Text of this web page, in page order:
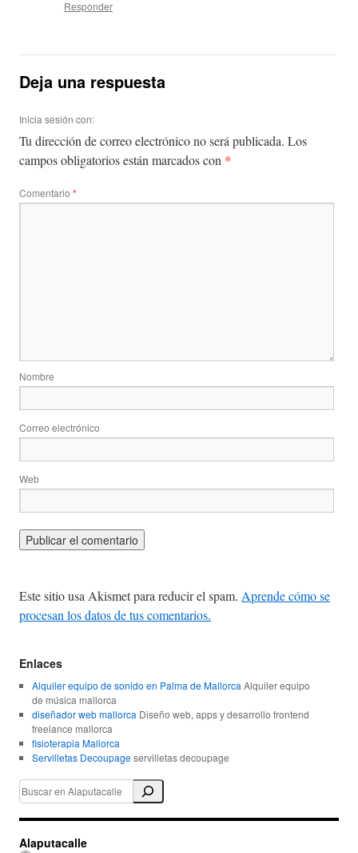
Responder
Deja una respuesta
Inicia sesión con:
Tu dirección de correo electrónico no será publicada. Los
campos obligatorios están marcados con *
Comentario *
Nombre
Correo electrónico
Web
Este sitio usa Akismet para reducir el spam. Aprende cómo se
procesan los datos de tus comentarios.
Enlaces
Alquiler equipo de sonido en Palma de Mallorca Alquiler equipo
de música mallorca
diseñador web mallorca Diseño web, apps y desarrollo frontend
freelance mallorca
fisioterapia Mallorca
Servilletas Decoupageservilletas decoupage
Alaputacalle